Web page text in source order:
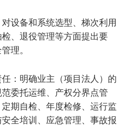
对设备和系统选型、梯次利用
、退役管理等方面提出要
理。
任：明确业主（项目法人）的
委托运维、产权分界点管
期自检、年度检修、运行监
全培训、应急管理、事故报